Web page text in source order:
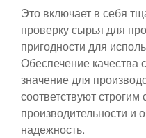
Это включает в себя
проверку сырья для
пригодности для
Обеспечение качества
значение для
соответствуют строгим
производительности и
надежность.